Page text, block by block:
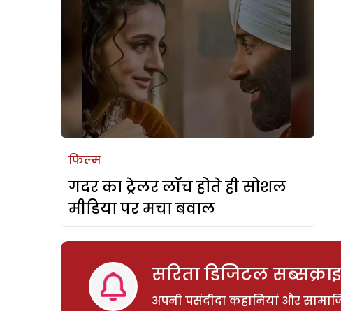
फिल्म
गदर का ट्रेलर लॉच होते ही सोशल
मीडिया पर मचा बवाल
सरिता डिजिटल
अपनी पसंदीदा कहानियां और